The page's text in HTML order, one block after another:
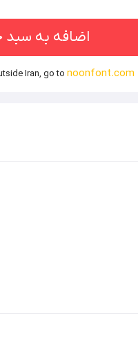
اضافه به سبد
Iran, go to noonfont.com